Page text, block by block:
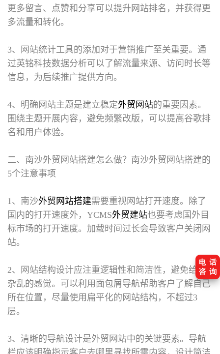
更多留言、点赞和分享可以提升网站排名，并获得更
多流量和转化。
3、网站统计工具的添加对于营销推广至关重要。通
过英铭科技数据分析可以了解流量来源、访问时长等
信息，为后续推广提供方向。
4、明确网站主题是建立稳定外贸网站的重要因素。
围绕主题开展内容，避免频繁改版，可以提高谷歌排
名和用户体验。
二、南沙外贸网站搭建怎么做？ 南沙外贸网站搭建的
5个注意事项
1、南沙外贸网站搭建需要重视网站打开速度。除了
国内的打开速度外，YCMS外贸建站也要考虑国外目
标市场的打开速度。加载时间过长会导致客户关闭网
站。
2、网站结构设计应注重逻辑性和简洁性，避免给人
杂乱的感觉。可以利用面包屑导航帮助客户了解自己
所在位置，尽量使用扁平化的网站结构，不超过3
层。
3、清晰的导航设计是外贸网站中的关键要素。导航